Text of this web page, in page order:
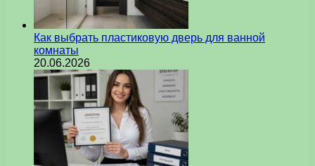
Как выбрать пластиковую дверь для ванной
комнаты
20.06.2026